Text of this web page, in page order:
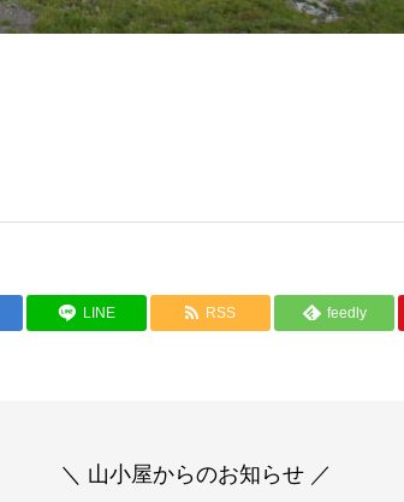
LINE RSS feedly
＼ 山小屋からのお知らせ ／